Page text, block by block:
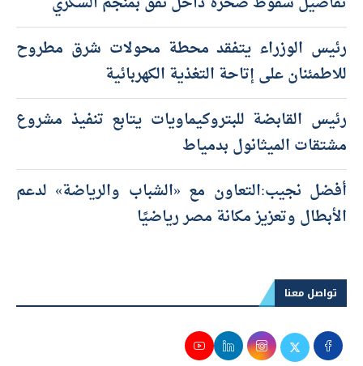
رئيس الوزراء يتفقد محطة محولات شرق مطروح
للاطمئنان على إتاحة التغذية الكهربائية
رئيس القابضة للبتروكيماويات يتابع تنفيذ مشروع
مشتقات الميثانول بدمياط
أفضل نجيب:التعاون مع «الشباب والرياضة» لدعم
الأبطال وتعزيز مكانة مصر رياضيًا
تواصل معنا